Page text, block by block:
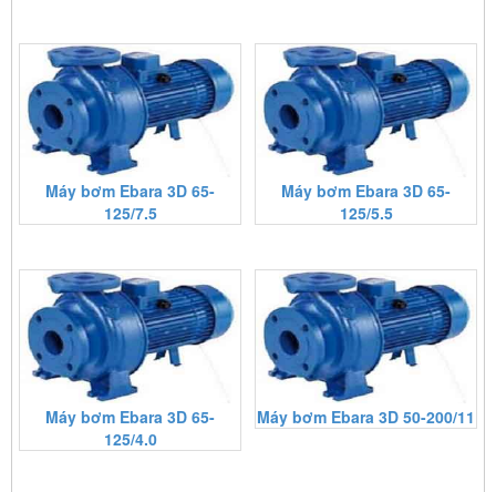
Máy bơm Ebara 3D 65-
125/7.5
Máy bơm Ebara 3D 65-
125/5.5
Máy bơm Ebara 3D 65-
125/4.0
Máy bơm Ebara 3D 50-200/11